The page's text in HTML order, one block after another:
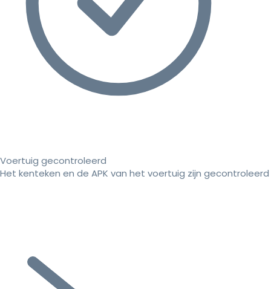
Voertuig gecontroleerd
Het kenteken en de APK van het voertuig zijn gecontroleerd